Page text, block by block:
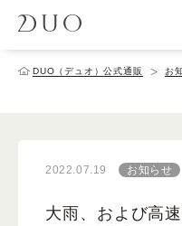
ログイン・新規
DUO（デュオ）公式通販 お
2022.07.19 お知らせ
大雨、および高